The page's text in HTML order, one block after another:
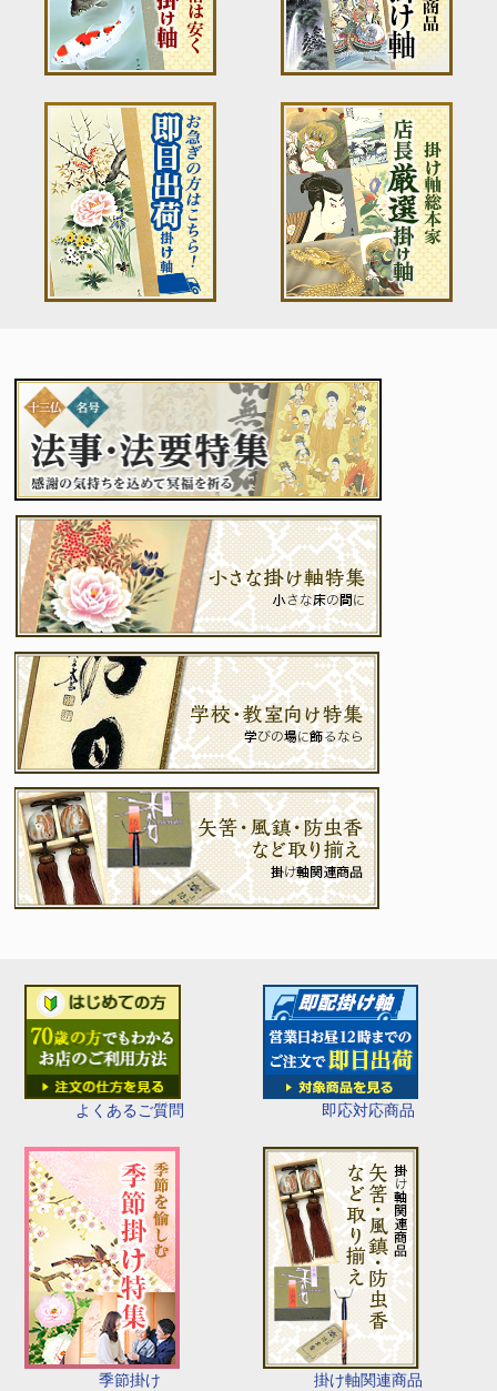
よくあるご質問 即応対応商品
季節掛け 掛け軸関連商品